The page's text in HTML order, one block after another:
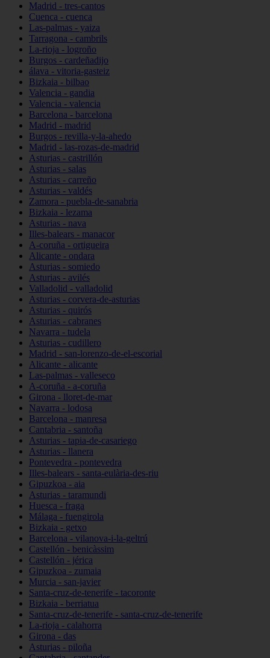
Madrid - tres-cantos
Cuenca - cuenca
Las-palmas - yaiza
Tarragona - cambrils
La-rioja - logroño
Burgos - cardeñadijo
álava - vitoria-gasteiz
Bizkaia - bilbao
Valencia - gandia
Valencia - valencia
Barcelona - barcelona
Madrid - madrid
Burgos - revilla-y-la-ahedo
Madrid - las-rozas-de-madrid
Asturias - castrillón
Asturias - salas
Asturias - carreño
Asturias - valdés
Zamora - puebla-de-sanabria
Bizkaia - lezama
Asturias - nava
Illes-balears - manacor
A-coruña - ortigueira
Alicante - ondara
Asturias - somiedo
Asturias - avilés
Valladolid - valladolid
Asturias - corvera-de-asturias
Asturias - quirós
Asturias - cabranes
Navarra - tudela
Asturias - cudillero
Madrid - san-lorenzo-de-el-escorial
Alicante - alicante
Las-palmas - valleseco
A-coruña - a-coruña
Girona - lloret-de-mar
Navarra - lodosa
Barcelona - manresa
Cantabria - santoña
Asturias - tapia-de-casariego
Asturias - llanera
Pontevedra - pontevedra
Illes-balears - santa-eulària-des-riu
Gipuzkoa - aia
Asturias - taramundi
Huesca - fraga
Málaga - fuengirola
Bizkaia - getxo
Barcelona - vilanova-i-la-geltrú
Castellón - benicàssim
Castellón - jérica
Gipuzkoa - zumaia
Murcia - san-javier
Santa-cruz-de-tenerife - tacoronte
Bizkaia - berriatua
Santa-cruz-de-tenerife - santa-cruz-de-tenerife
La-rioja - calahorra
Girona - das
Asturias - piloña